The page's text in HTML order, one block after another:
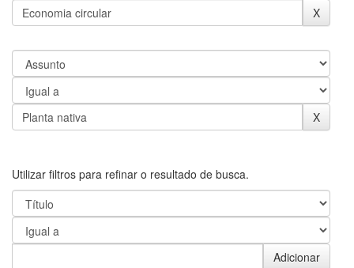
Utilizar filtros para refinar o resultado de busca.